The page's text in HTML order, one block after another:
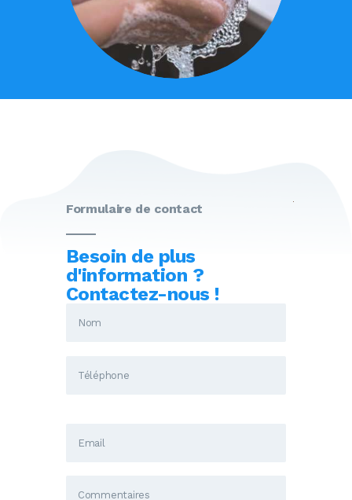
Formulaire de contact
Besoin de plus
d'information ?
Contactez-nous !